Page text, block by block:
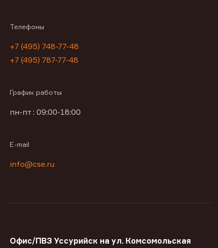
Телефоны
+7 (495) 748-77-48
+7 (495) 787-77-48
График работы
пн-пт : 09:00-18:00
E-mail
info@cse.ru
Офис/ПВЗ Уссурийск на ул. Комсомольская